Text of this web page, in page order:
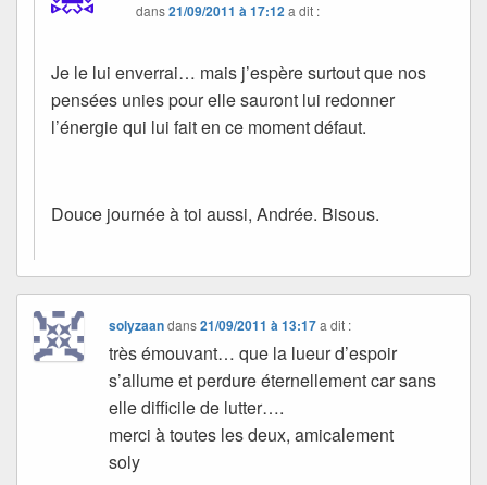
dans21/09/2011 à 17:12a dit :
Je le lui enverrai… mais j’espère surtout que nos
pensées unies pour elle sauront lui redonner
l’énergie qui lui fait en ce moment défaut.
Douce journée à toi aussi, Andrée. Bisous.
solyzaandans21/09/2011 à 13:17 a dit :
très émouvant… que la lueur d’espoir
s’allume et perdure éternellement car sans
elle difficile de lutter….
merci à toutes les deux, amicalement
soly